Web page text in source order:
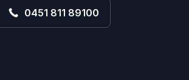
0451 811 89100